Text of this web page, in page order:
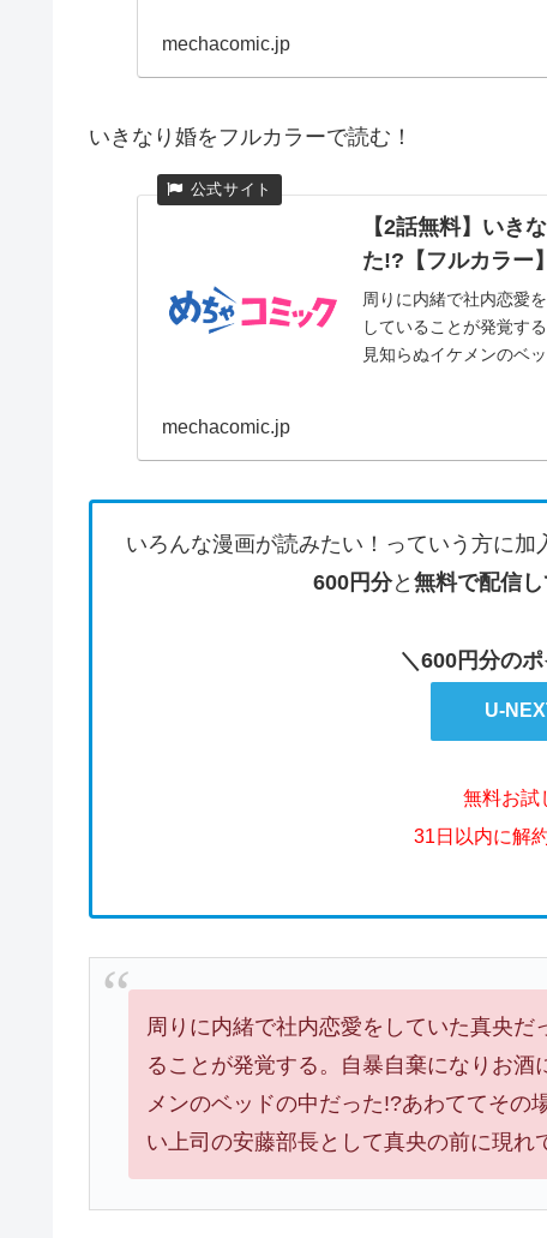
mechacomic.jp
いきなり婚をフルカラーで読む！
【2話無料】いき
た!?【フルカラー
周りに内緒で社内恋愛
していることが発覚す
見知らぬイケメンのベッ
mechacomic.jp
いろんな漫画が読みたい！っていう方に加
600円分と 無料で配信
＼600円分の
U-
無料お試
31日以内に解
周りに内緒で社内恋愛をしていた真央
ることが発覚する。自暴自棄になりお
メンのベッドの中だった!?あわててその
い上司の安藤部長として真央の前に現